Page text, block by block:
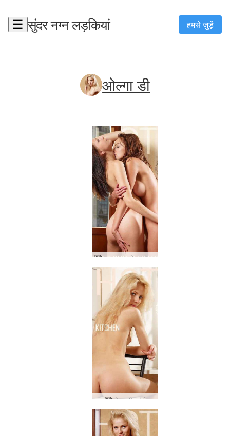
☰ सुंदर नग्न लड़कियां हमसे जुड़ें
ओल्गा डी
अन्ना एस। ओल्गा डी। गर्लफ्रेंड
ओल्गा डी रसोई